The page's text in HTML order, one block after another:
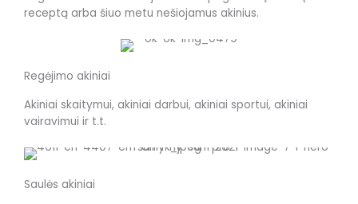
receptą arba šiuo metu nešiojamus akinius.
Regėjimo akiniai
Akiniai skaitymui, akiniai darbui, akiniai sportui, akiniai
vairavimui ir t.t.
Saulės akiniai